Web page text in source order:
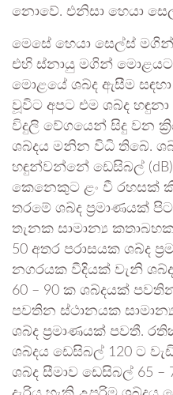
නොවේ. එනිසා හෙයා
මෙසේ හෙයා සෙල්ස්
එහි ස්නායු මගින්
මොළයේ ශබ්ද ඇසීම
වූවිට අපට එම ශබ්ද
විදුලි වේගයෙන් සිදු වන
ශබ්දය මනින විධි තිබේ.
හඳුන්වන්නේ ඩෙසිබල්
කෙනෙකුට ළං වී රහසක්
තරමේ ශබ්ද ප්‍රමාණයක්
තැනක සාමාන්‍ය
50 අතර පරාසයක ශබ්ද
නගරයක වීදියක් වැනි
60 – 90 ක ශබ්දයක්
පවතින ස්ථානයක
ශබ්ද ප්‍රමාණයක් පවතී.
ශබ්දය ඩෙසිබල් 120 ට
ශබ්ද සීමාව ඩෙසිබල් 65